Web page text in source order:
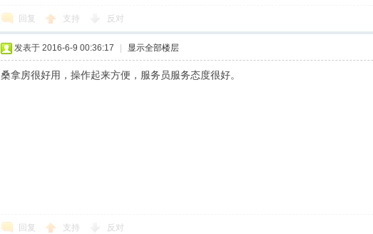
回复 支持 反对
发表于 2016-6-9 00:36:17 显示全部楼层
桑拿房很好用，操作起来方便，服务员服务态度很好。
回复 支持 反对